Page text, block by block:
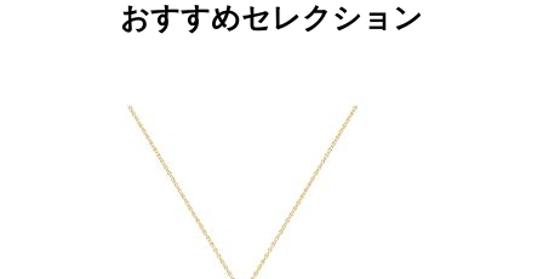
おすすめセレクション